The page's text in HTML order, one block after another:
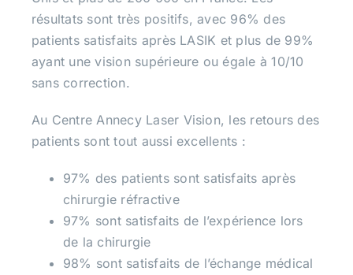
résultats sont très positifs, avec 96% des
patients satisfaits après LASIK et plus de 99%
ayant une vision supérieure ou égale à 10/10
sans correction.
Au Centre Annecy Laser Vision, les retours des
patients sont tout aussi excellents :
97% des patients sont satisfaits après
chirurgie réfractive
97% sont satisfaits de l’expérience lors
de la chirurgie
98% sont satisfaits de l’échange médical